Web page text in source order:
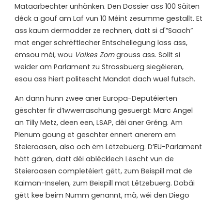
Mataarbechter unhänken. Den Dossier ass 100 Säiten
déck a gouf am Laf vun 10 Méint zesumme gestallt. Et
ass kaum dermadder ze rechnen, datt si d'”Saach”
mat enger schrëftlecher Entschëllegung lass ass,
ëmsou méi, wou Volkes Zorngrouss ass. Sollt si
weider am Parlament zu Strossbuerg siegéieren,
esou ass hiert politescht Mandat dach wuel futsch.
An dann hunn zwee aner Europa-Deputéierten
gëschter fir d’Iwwerraschung gesuergt: Marc Angel
an Tilly Metz, deen een, LSAP, déi aner Gréng. Am
Plenum goung et gëschter ënnert anerem ëm
Steieroasen, also och ëm Lëtzebuerg. D’EU-Parlament
hätt gären, datt déi ablécklech Lëscht vun de
Steieroasen completéiert gëtt, zum Beispill mat de
Kaiman-Inselen, zum Beispill mat Lëtzebuerg. Dobäi
gëtt kee beim Numm genannt, mä, wéi den Diego